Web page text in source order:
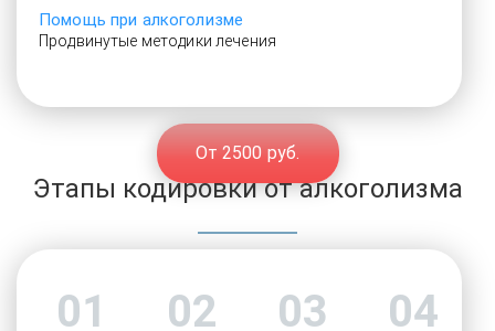
Помощь при алкоголизме
Продвинутые методики лечения
От 2500 руб.
Этапы кодировки от алкоголизма
01 02 03 04